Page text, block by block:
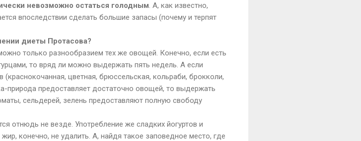
невозможно остаться голодным . А, как известно,
впоследствии сделать большие запасы (почему и терпят
диеты Протасова?
только разнообразием тех же овощей. Конечно, если есть
то вряд ли можно выдержать пять недель. А если
цветная, брюссельская, кольраби, брокколи,
природа предоставляет достаточно овощей, то выдержать
сельдерей, зелень предоставляют полную свободу
отнюдь не везде. Употребление же сладких йогуртов и
конечно, не удалить. А, найдя такое заповедное место, где